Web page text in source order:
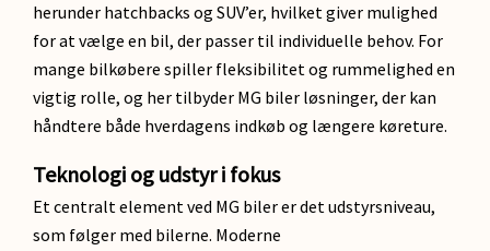
herunder hatchbacks og SUV’er, hvilket giver mulighed
for at vælge en bil, der passer til individuelle behov. For
mange bilkøbere spiller fleksibilitet og rummelighed en
vigtig rolle, og her tilbyder MG biler løsninger, der kan
håndtere både hverdagens indkøb og længere køreture.
Teknologi og udstyr i fokus
Et centralt element ved MG biler er det udstyrsniveau,
som følger med bilerne. Moderne